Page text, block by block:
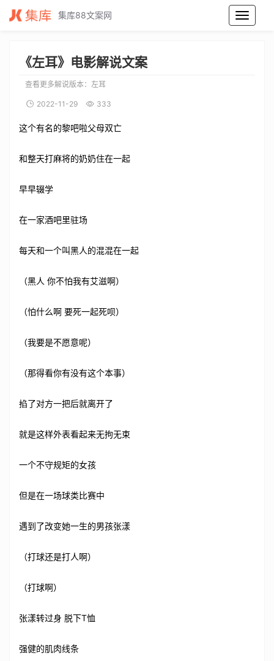
左耳电影解说文案_左耳电影解说词_左耳电影解说稿
集库88文案网
《左耳》电影解说文案
查看更多解说版本： 左耳
2022-11-29 333
这个有名的黎吧啦父母双亡
和整天打麻将的奶奶住在一起
早早辍学
在一家酒吧里驻场
每天和一个叫黑人的混混在一起
（黑人 你不怕我有艾滋啊）
（怕什么啊 要死一起死呗）
（我要是不愿意呢）
（那得看你有没有这个本事）
掐了对方一把后就离开了
就是这样外表看起来无拘无束
一个不守规矩的女孩
但是在一场球类比赛中
遇到了改变她一生的男孩张漾
（打球还是打人啊）
（打球啊）
张漾转过身 脱下T恤
强健的肌肉线条